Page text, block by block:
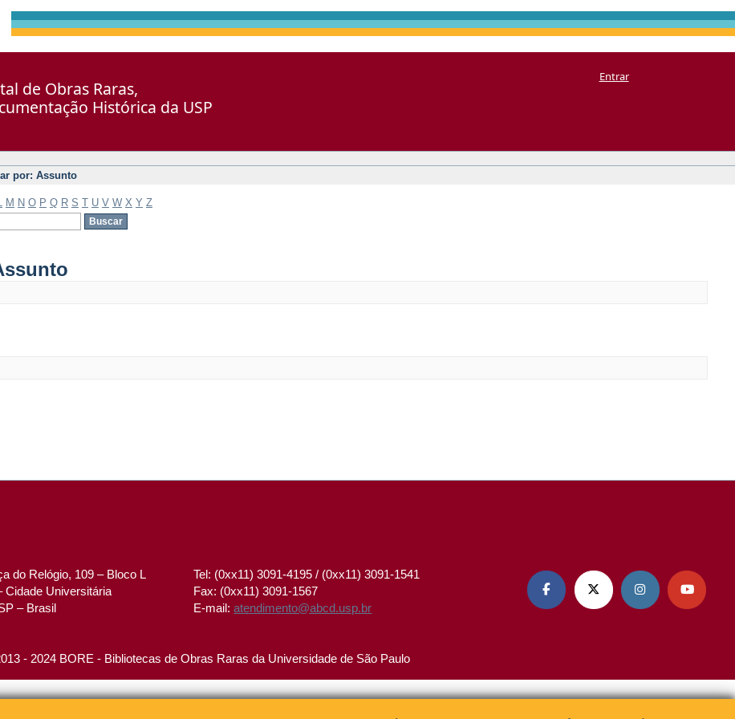
de Obras Raras,
Histórica da USP
Entrar
por: Assunto
M N O P Q R S T U V W X Y Z
do Relógio, 109 – Bloco L
Cidade Universitária
– Brasil
Tel: (0xx11) 3091-4195 / (0xx11) 3091-1541
Fax: (0xx11) 3091-1567
E-mail:atendimento@abcd.usp.br
   
- 2024 BORE - Bibliotecas de Obras Raras da Universidade de São Paulo